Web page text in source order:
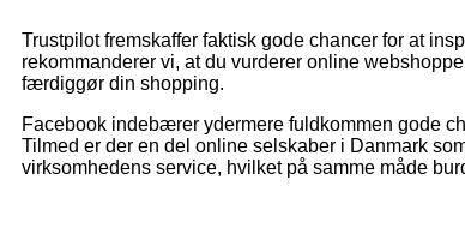
Trustpilot fremskaffer faktisk gode chancer for at
rekommanderer vi, at du vurderer online
færdiggør din shopping.
Facebook indebærer ydermere fuldkommen gode
Tilmed er der en del online selskaber i Danmark
virksomhedens service, hvilket på samme måde